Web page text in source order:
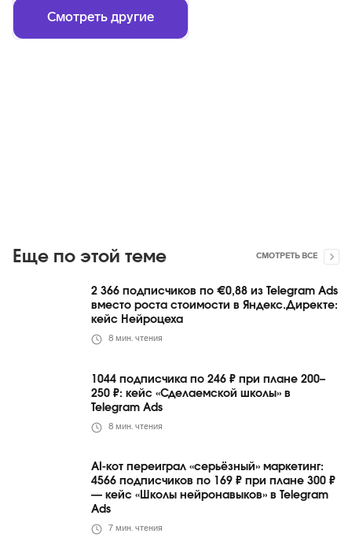
Смотреть другие
Еще по этой теме СМОТРЕТЬ ВСЕ
2 366 подписчиков по €0,88 из Telegram Ads
вместо роста стоимости в Яндекс.Директе:
кейс Нейроцеха
8 мин. чтения
1044 подписчика по 246 ₽ при плане 200–
250 ₽: кейс «Сделаемской школы» в
Telegram Ads
8 мин. чтения
AI-кот переиграл «серьёзный» маркетинг:
4566 подписчиков по 169 ₽ при плане 300 ₽
— кейс «Школы нейронавыков» в Telegram
Ads
7 мин. чтения